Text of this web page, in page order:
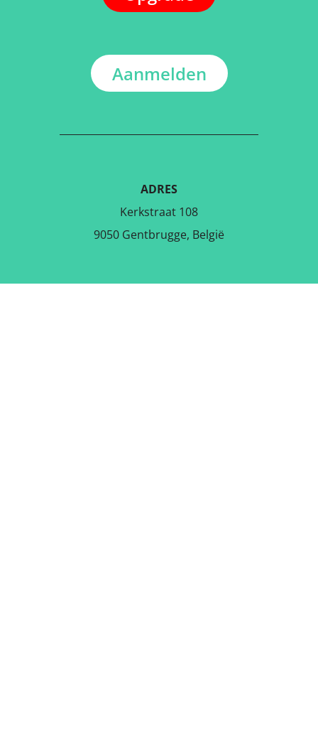
Aanmelden
ADRES
Kerkstraat 108
9050 Gentbrugge, België